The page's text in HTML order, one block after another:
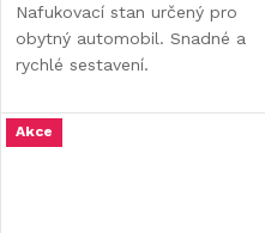
Nafukovací stan určený pro
obytný automobil. Snadné a
rychlé sestavení.
Akce